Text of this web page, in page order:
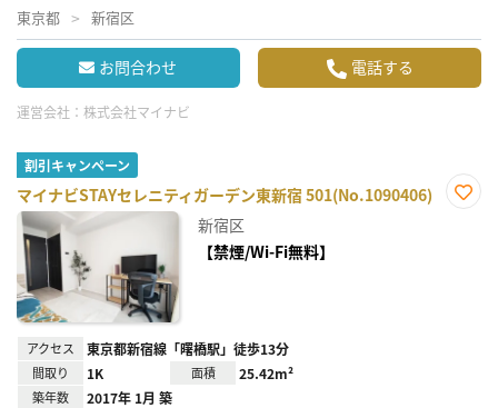
東京都 新宿区
お問合わせ 電話する
運営会社： 株式会社マイナビ
割引キャンペーン
マイナビSTAYセレニティガーデン東新宿 501(No.1090406)
新宿区
【禁煙/Wi-Fi無料】
アクセス 東京都新宿線「曙橋駅」徒歩13分
間取り 1K 面積 25.42m²
築年数 2017年 1月 築